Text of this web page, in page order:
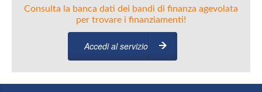
Consulta la banca dati dei bandi di finanza agevolata
per trovare i finanziamenti!
Accedi al servizio